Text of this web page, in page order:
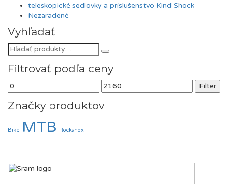
teleskopické sedlovky a príslušenstvo Kind Shock
Nezaradené
Vyhľadať
Filtrovať podľa ceny
Minimálna
cena
Maximálna
cena
Filter
Značky produktov
Bike MTB Rockshox